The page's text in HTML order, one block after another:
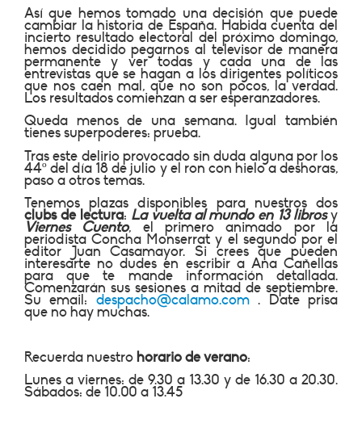
Así que hemos tomado una decisión que puede
cambiar la historia de España. Habida cuenta del
incierto resultado electoral del próximo domingo,
hemos decidido pegarnos al televisor de manera
permanente y ver todas y cada una de las
entrevistas que se hagan a los dirigentes políticos
que nos caen mal, que no son pocos, la verdad.
Los resultados comienzan a ser esperanzadores.
Queda menos de una semana. Igual también
tienes superpoderes: prueba.
Tras este delirio provocado sin duda alguna por los
44º del día 18 de julio y el ron con hielo a deshoras,
paso a otros temas.
Tenemos plazas disponibles para nuestros dos
clubs de lectura: La vuelta al mundo en 13 librosy
Viernes Cuento, el primero animado por la
periodista Concha Monserrat y el segundo por el
editor Juan Casamayor. Si crees que pueden
interesarte no dudes en escribir a Ana Cañellas
para que te mande información detallada.
Comenzarán sus sesiones a mitad de septiembre.
Su email: despacho@calamo.com. Date prisa
que no hay muchas.
Recuerda nuestro horario de verano:
Lunes a viernes: de 9.30 a 13.30 y de 16.30 a 20.30.
Sábados: de 10.00 a 13.45